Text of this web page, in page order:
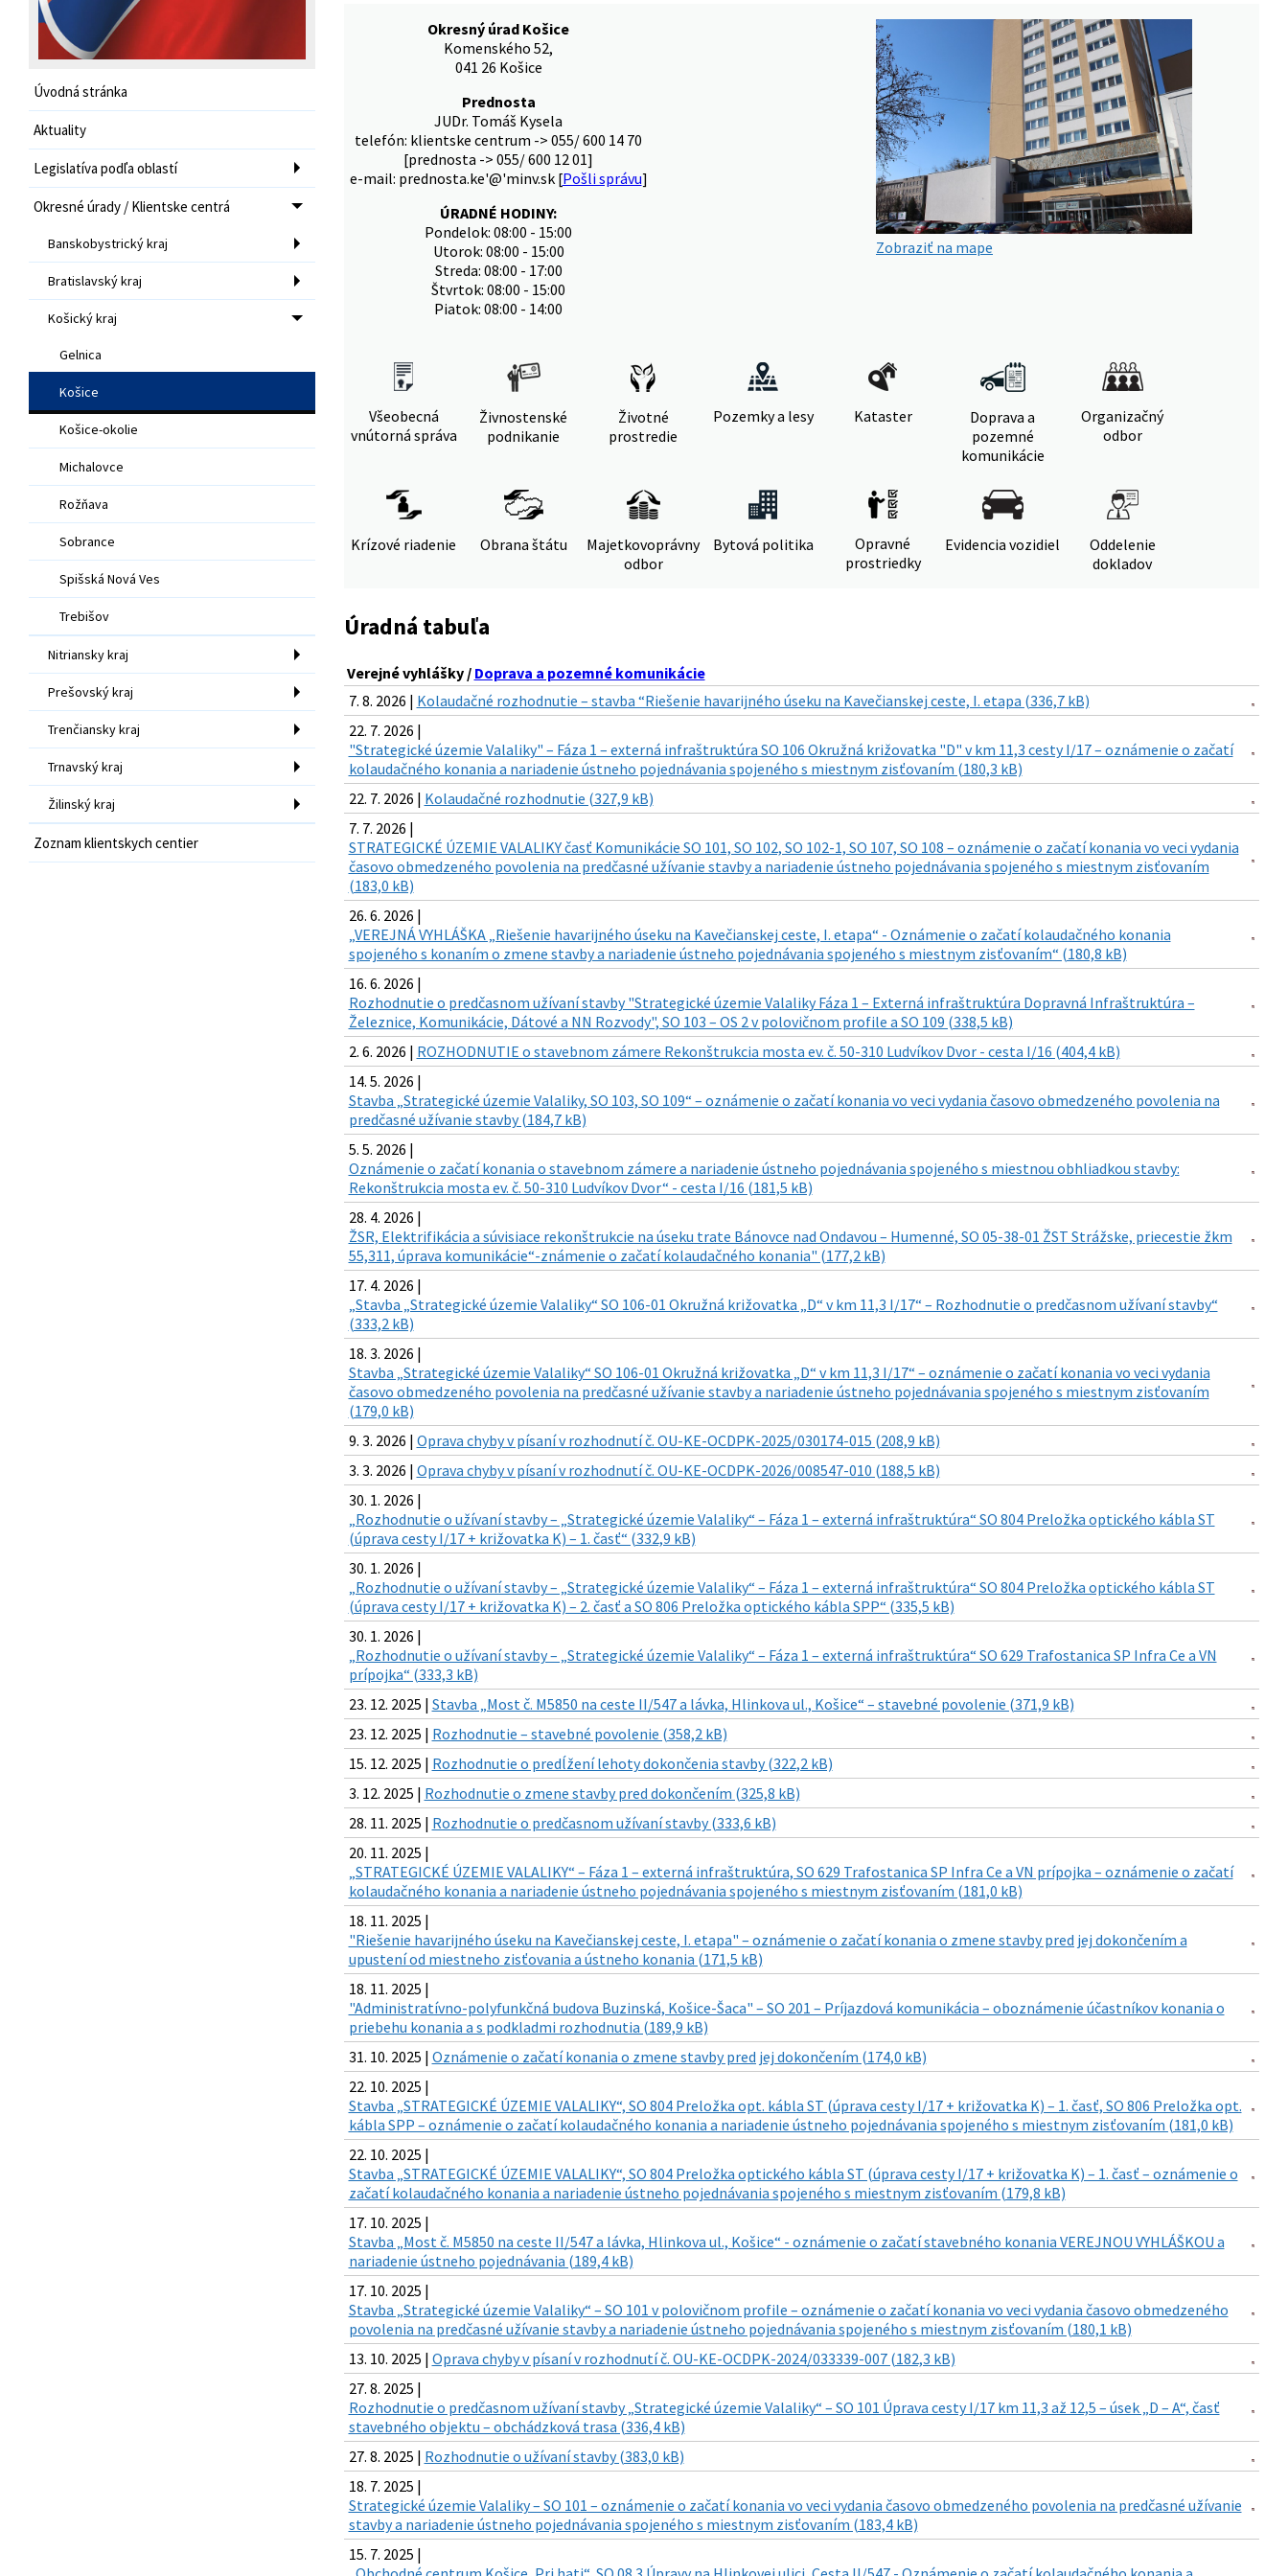
Úvodná stránka
Aktuality
Legislatíva podľa oblastí
Okresné úrady / Klientske centrá
Banskobystrický kraj
Bratislavský kraj
Košický kraj
Gelnica
Košice
Košice-okolie
Michalovce
Rožňava
Sobrance
Spišská Nová Ves
Trebišov
Nitriansky kraj
Prešovský kraj
Trenčiansky kraj
Trnavský kraj
Žilinský kraj
Zoznam klientskych centier
Okresný úrad Košice
Komenského 52,
041 26 Košice
Prednosta
JUDr. Tomáš Kysela
telefón: klientske centrum -> 055/ 600 14 70
[prednosta -> 055/ 600 12 01]
e-mail: prednosta.ke'@'minv.sk [Pošli správu]
ÚRADNÉ HODINY:
Pondelok: 08:00 - 15:00
Utorok: 08:00 - 15:00
Streda: 08:00 - 17:00
Štvrtok: 08:00 - 15:00
Piatok: 08:00 - 14:00
Zobraziť na mape
Všeobecná
vnútorná správa
Živnostenské
podnikanie
Životné
prostredie
Pozemky a lesy Kataster
Doprava a
pozemné
komunikácie
Organizačný
odbor
Krízové riadenie Obrana štátu
Majetkovoprávny
odbor
Bytová politika
Opravné
prostriedky
Evidencia vozidiel
Oddelenie
dokladov
Úradná tabuľa
Verejné vyhlášky / Doprava a pozemné komunikácie
7. 8. 2026 | Kolaudačné rozhodnutie – stavba “Riešenie havarijného úseku na Kavečianskej ceste, I. etapa (336,7 kB)
22. 7. 2026 |
"Strategické územie Valaliky" – Fáza 1 – externá infraštruktúra SO 106 Okružná križovatka "D" v km 11,3 cesty I/17 – oznámenie o začatí
kolaudačného konania a nariadenie ústneho pojednávania spojeného s miestnym zisťovaním (180,3 kB)
22. 7. 2026 | Kolaudačné rozhodnutie (327,9 kB)
7. 7. 2026 |
STRATEGICKÉ ÚZEMIE VALALIKY časť Komunikácie SO 101, SO 102, SO 102-1, SO 107, SO 108 – oznámenie o začatí konania vo veci vydania
časovo obmedzeného povolenia na predčasné užívanie stavby a nariadenie ústneho pojednávania spojeného s miestnym zisťovaním
(183,0 kB)
26. 6. 2026 |
„VEREJNÁ VYHLÁŠKA „Riešenie havarijného úseku na Kavečianskej ceste, I. etapa“ - Oznámenie o začatí kolaudačného konania
spojeného s konaním o zmene stavby a nariadenie ústneho pojednávania spojeného s miestnym zisťovaním“ (180,8 kB)
16. 6. 2026 |
Rozhodnutie o predčasnom užívaní stavby "Strategické územie Valaliky Fáza 1 – Externá infraštruktúra Dopravná Infraštruktúra –
Železnice, Komunikácie, Dátové a NN Rozvody", SO 103 – OS 2 v polovičnom profile a SO 109 (338,5 kB)
2. 6. 2026 | ROZHODNUTIE o stavebnom zámere Rekonštrukcia mosta ev. č. 50-310 Ludvíkov Dvor - cesta I/16 (404,4 kB)
14. 5. 2026 |
Stavba „Strategické územie Valaliky, SO 103, SO 109“ – oznámenie o začatí konania vo veci vydania časovo obmedzeného povolenia na
predčasné užívanie stavby (184,7 kB)
5. 5. 2026 |
Oznámenie o začatí konania o stavebnom zámere a nariadenie ústneho pojednávania spojeného s miestnou obhliadkou stavby:
Rekonštrukcia mosta ev. č. 50-310 Ludvíkov Dvor“ - cesta I/16 (181,5 kB)
28. 4. 2026 |
ŽSR, Elektrifikácia a súvisiace rekonštrukcie na úseku trate Bánovce nad Ondavou – Humenné, SO 05-38-01 ŽST Strážske, priecestie žkm
55,311, úprava komunikácie“-známenie o začatí kolaudačného konania" (177,2 kB)
17. 4. 2026 |
„Stavba „Strategické územie Valaliky“ SO 106-01 Okružná križovatka „D“ v km 11,3 I/17“ – Rozhodnutie o predčasnom užívaní stavby“
(333,2 kB)
18. 3. 2026 |
Stavba „Strategické územie Valaliky“ SO 106-01 Okružná križovatka „D“ v km 11,3 I/17“ – oznámenie o začatí konania vo veci vydania
časovo obmedzeného povolenia na predčasné užívanie stavby a nariadenie ústneho pojednávania spojeného s miestnym zisťovaním
(179,0 kB)
9. 3. 2026 | Oprava chyby v písaní v rozhodnutí č. OU-KE-OCDPK-2025/030174-015 (208,9 kB)
3. 3. 2026 | Oprava chyby v písaní v rozhodnutí č. OU-KE-OCDPK-2026/008547-010 (188,5 kB)
30. 1. 2026 |
„Rozhodnutie o užívaní stavby – „Strategické územie Valaliky“ – Fáza 1 – externá infraštruktúra“ SO 804 Preložka optického kábla ST
(úprava cesty I/17 + križovatka K) – 1. časť“ (332,9 kB)
30. 1. 2026 |
„Rozhodnutie o užívaní stavby – „Strategické územie Valaliky“ – Fáza 1 – externá infraštruktúra“ SO 804 Preložka optického kábla ST
(úprava cesty I/17 + križovatka K) – 2. časť a SO 806 Preložka optického kábla SPP“ (335,5 kB)
30. 1. 2026 |
„Rozhodnutie o užívaní stavby – „Strategické územie Valaliky“ – Fáza 1 – externá infraštruktúra“ SO 629 Trafostanica SP Infra Ce a VN
prípojka“ (333,3 kB)
23. 12. 2025 | Stavba „Most č. M5850 na ceste II/547 a lávka, Hlinkova ul., Košice“ – stavebné povolenie (371,9 kB)
23. 12. 2025 | Rozhodnutie – stavebné povolenie (358,2 kB)
15. 12. 2025 | Rozhodnutie o predĺžení lehoty dokončenia stavby (322,2 kB)
3. 12. 2025 | Rozhodnutie o zmene stavby pred dokončením (325,8 kB)
28. 11. 2025 | Rozhodnutie o predčasnom užívaní stavby (333,6 kB)
20. 11. 2025 |
„STRATEGICKÉ ÚZEMIE VALALIKY“ – Fáza 1 – externá infraštruktúra, SO 629 Trafostanica SP Infra Ce a VN prípojka – oznámenie o začatí
kolaudačného konania a nariadenie ústneho pojednávania spojeného s miestnym zisťovaním (181,0 kB)
18. 11. 2025 |
"Riešenie havarijného úseku na Kavečianskej ceste, I. etapa" – oznámenie o začatí konania o zmene stavby pred jej dokončením a
upustení od miestneho zisťovania a ústneho konania (171,5 kB)
18. 11. 2025 |
"Administratívno-polyfunkčná budova Buzinská, Košice-Šaca" – SO 201 – Príjazdová komunikácia – oboznámenie účastníkov konania o
priebehu konania a s podkladmi rozhodnutia (189,9 kB)
31. 10. 2025 | Oznámenie o začatí konania o zmene stavby pred jej dokončením (174,0 kB)
22. 10. 2025 |
Stavba „STRATEGICKÉ ÚZEMIE VALALIKY“, SO 804 Preložka opt. kábla ST (úprava cesty I/17 + križovatka K) – 1. časť, SO 806 Preložka opt.
kábla SPP – oznámenie o začatí kolaudačného konania a nariadenie ústneho pojednávania spojeného s miestnym zisťovaním (181,0 kB)
22. 10. 2025 |
Stavba „STRATEGICKÉ ÚZEMIE VALALIKY“, SO 804 Preložka optického kábla ST (úprava cesty I/17 + križovatka K) – 1. časť – oznámenie o
začatí kolaudačného konania a nariadenie ústneho pojednávania spojeného s miestnym zisťovaním (179,8 kB)
17. 10. 2025 |
Stavba „Most č. M5850 na ceste II/547 a lávka, Hlinkova ul., Košice“ - oznámenie o začatí stavebného konania VEREJNOU VYHLÁŠKOU a
nariadenie ústneho pojednávania (189,4 kB)
17. 10. 2025 |
Stavba „Strategické územie Valaliky“ – SO 101 v polovičnom profile – oznámenie o začatí konania vo veci vydania časovo obmedzeného
povolenia na predčasné užívanie stavby a nariadenie ústneho pojednávania spojeného s miestnym zisťovaním (180,1 kB)
13. 10. 2025 | Oprava chyby v písaní v rozhodnutí č. OU-KE-OCDPK-2024/033339-007 (182,3 kB)
27. 8. 2025 |
Rozhodnutie o predčasnom užívaní stavby „Strategické územie Valaliky“ – SO 101 Úprava cesty I/17 km 11,3 až 12,5 – úsek „D – A“, časť
stavebného objektu – obchádzková trasa (336,4 kB)
27. 8. 2025 | Rozhodnutie o užívaní stavby (383,0 kB)
18. 7. 2025 |
Strategické územie Valaliky – SO 101 – oznámenie o začatí konania vo veci vydania časovo obmedzeného povolenia na predčasné užívanie
stavby a nariadenie ústneho pojednávania spojeného s miestnym zisťovaním (183,4 kB)
15. 7. 2025 |